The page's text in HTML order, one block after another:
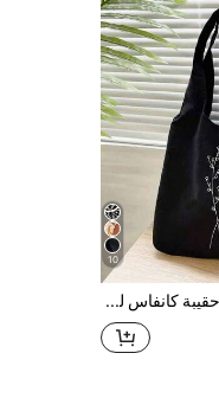
10
مجموعة من حقيبة كانفاس للنساء وحقيبة مستحضرات التجميل المطابقة لها، حقيبة بقالة قابلة لإعادة الاستخدام، حقيبة كتف مطبوعة بنمط، حقيبة يد كبيرة السعة للطلاب، حقيبة كبيرة السعة بتصميم بسيط